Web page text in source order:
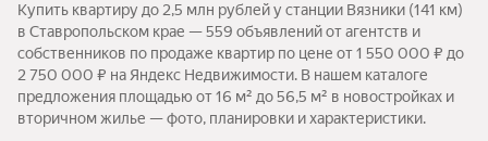
Купить квартиру до 2,5 млн рублей у станции Вязники (141 км)
в Ставропольском крае — 559 объявлений от агентств и
собственников по продаже квартир по цене от 1 550 000 ₽ до
2 750 000 ₽ на Яндекс Недвижимости. В нашем каталоге
предложения площадью от 16 м² до 56,5 м² в новостройках и
вторичном жилье — фото, планировки и характеристики.